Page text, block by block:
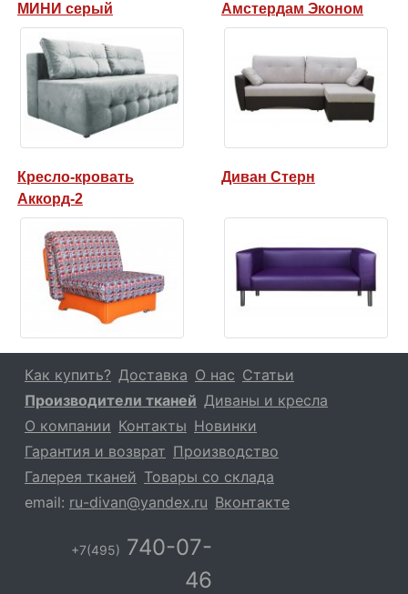
МИНИ серый
Амстердам Эконом
Кресло-кровать
Аккорд-2
Диван Стерн
Как купить? Доставка О нас Статьи
Производители тканей Диваны и кресла
О компании Контакты Новинки
Гарантия и возврат Производство
Галерея тканей Товары со склада
email: ru-divan@yandex.ru Вконтакте
+7(495) 740-07-
46